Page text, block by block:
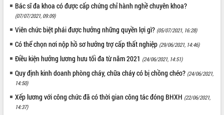
Bác sĩ đa khoa có được cấp chứng chỉ hành nghề chuyên khoa?
(07/07/2021, 09:09)
Viên chức biệt phái được hưởng những quyền lợi gì? (05/07/2021, 16:28)
Có thể chọn nơi nộp hồ sơ hưởng trợ cấp thất nghiệp (29/06/2021, 14:46)
Điều kiện hưởng lương hưu tối đa từ năm 2021 (24/06/2021, 14:51)
Quy định kinh doanh phòng cháy, chữa cháy có bị chồng chéo? (24/06/2021,
14:50)
Xếp lương với công chức đã có thời gian công tác đóng BHXH (22/06/2021,
14:37)